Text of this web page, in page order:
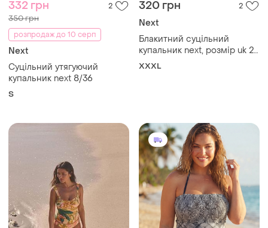
332 грн 2
350 грн
розпродаж до 10 серп
Next
Суцільний утягуючий
купальник next 8/36
S
320 грн 2
Next
Блакитний суцільний
купальник next, розмір uk 22
/ eur 50 (3xl)
XXXL